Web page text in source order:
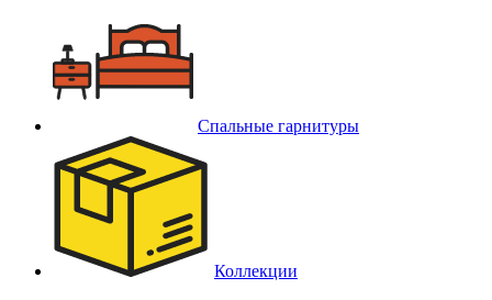
Спальные гарнитуры
Коллекции